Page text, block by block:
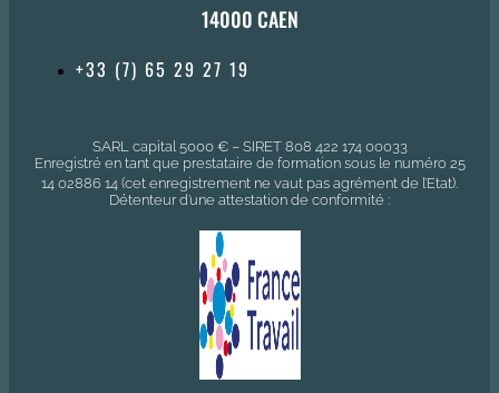
14000 CAEN
+33 (7) 65 29 27 19
SARL capital 5000 € – SIRET 808 422 174 00033
Enregistré en tant que prestataire de formation sous le numéro 25
14 02886 14 (cet enregistrement ne vaut pas agrément de l’Etat).
Détenteur d’une attestation de conformité :